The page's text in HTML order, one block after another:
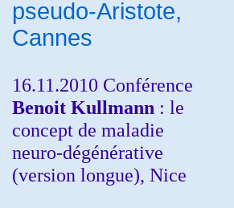
pseudo-Aristote,
Cannes
16.11.2010 Conférence
Benoit Kullmann : le
concept de maladie
neuro-dégénérative
(version longue), Nice